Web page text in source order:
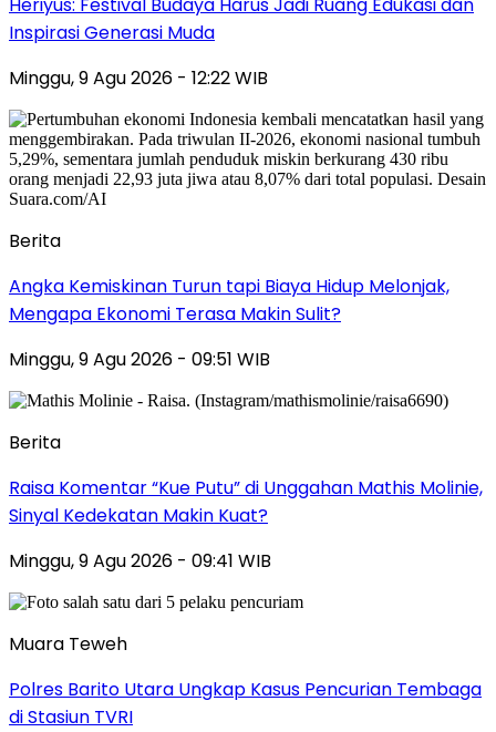
Heriyus: Festival Budaya Harus Jadi Ruang Edukasi dan
Inspirasi Generasi Muda
Minggu, 9 Agu 2026 - 12:22 WIB
Berita
Angka Kemiskinan Turun tapi Biaya Hidup Melonjak,
Mengapa Ekonomi Terasa Makin Sulit?
Minggu, 9 Agu 2026 - 09:51 WIB
Berita
Raisa Komentar “Kue Putu” di Unggahan Mathis Molinie,
Sinyal Kedekatan Makin Kuat?
Minggu, 9 Agu 2026 - 09:41 WIB
Muara Teweh
Polres Barito Utara Ungkap Kasus Pencurian Tembaga
di Stasiun TVRI